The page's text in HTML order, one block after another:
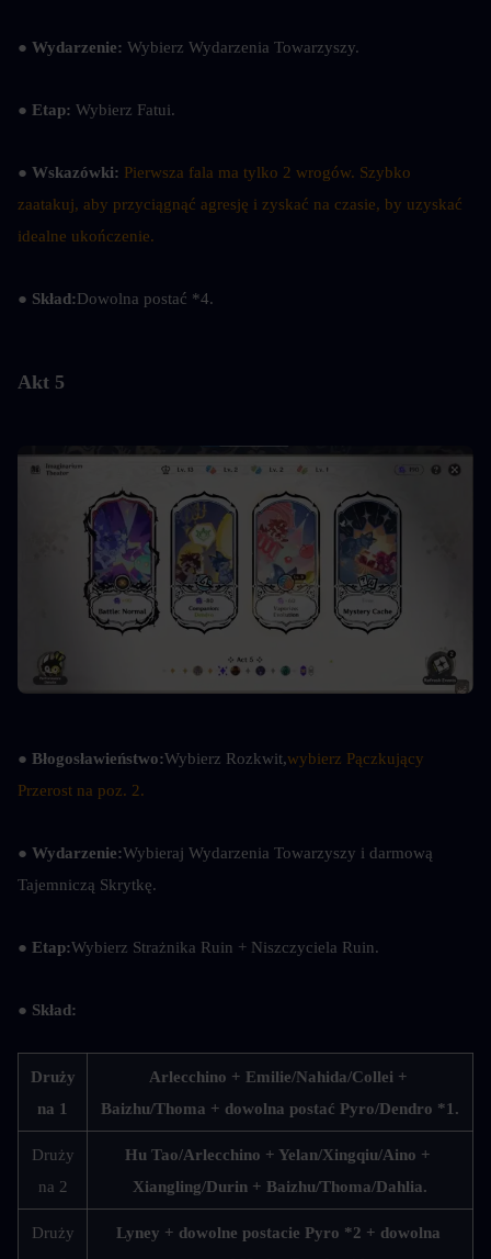
● Wydarzenie: Wybierz Wydarzenia Towarzyszy.
● Etap: Wybierz Fatui.
● Wskazówki: Pierwsza fala ma tylko 2 wrogów. Szybko
zaatakuj, aby przyciągnąć agresję i zyskać na czasie, by uzyskać
idealne ukończenie.
● Skład:Dowolna postać *4.
Akt 5
● Błogosławieństwo:Wybierz Rozkwit,wybierz Pączkujący
Przerost na poz. 2.
● Wydarzenie:Wybieraj Wydarzenia Towarzyszy i darmową
Tajemniczą Skrytkę.
● Etap:Wybierz Strażnika Ruin + Niszczyciela Ruin.
● Skład:
Druży
na 1
Arlecchino + Emilie/Nahida/Collei +
Baizhu/Thoma + dowolna postać Pyro/Dendro *1.
Druży
na 2
Hu Tao/Arlecchino + Yelan/Xingqiu/Aino +
Xiangling/Durin + Baizhu/Thoma/Dahlia.
Druży
Lyney + dowolne postacie Pyro *2 + dowolna